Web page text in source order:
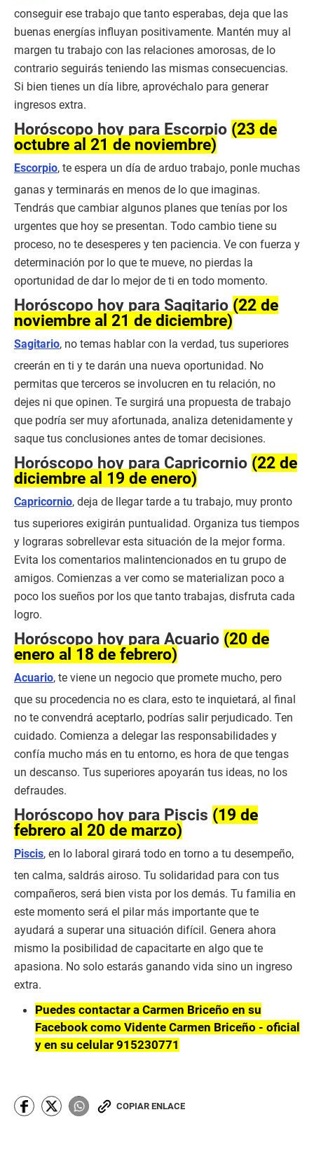
conseguir ese trabajo que tanto esperabas, deja que las
buenas energías influyan positivamente. Mantén muy al
margen tu trabajo con las relaciones amorosas, de lo
contrario seguirás teniendo las mismas consecuencias.
Si bien tienes un día libre, aprovéchalo para generar
ingresos extra.
Horóscopo hoy para Escorpio (23 de
octubre al 21 de noviembre)
Escorpio, te espera un día de arduo trabajo, ponle muchas
ganas y terminarás en menos de lo que imaginas.
Tendrás que cambiar algunos planes que tenías por los
urgentes que hoy se presentan. Todo cambio tiene su
proceso, no te desesperes y ten paciencia. Ve con fuerza y
determinación por lo que te mueve, no pierdas la
oportunidad de dar lo mejor de ti en todo momento.
Horóscopo hoy para Sagitario (22 de
noviembre al 21 de diciembre)
Sagitario, no temas hablar con la verdad, tus superiores
creerán en ti y te darán una nueva oportunidad. No
permitas que terceros se involucren en tu relación, no
dejes ni que opinen. Te surgirá una propuesta de trabajo
que podría ser muy afortunada, analiza detenidamente y
saque tus conclusiones antes de tomar decisiones.
Horóscopo hoy para Capricornio (22 de
diciembre al 19 de enero)
Capricornio, deja de llegar tarde a tu trabajo, muy pronto
tus superiores exigirán puntualidad. Organiza tus tiempos
y lograras sobrellevar esta situación de la mejor forma.
Evita los comentarios malintencionados en tu grupo de
amigos. Comienzas a ver como se materializan poco a
poco los sueños por los que tanto trabajas, disfruta cada
logro.
Horóscopo hoy para Acuario (20 de
enero al 18 de febrero)
Acuario, te viene un negocio que promete mucho, pero
que su procedencia no es clara, esto te inquietará, al final
no te convendrá aceptarlo, podrías salir perjudicado. Ten
cuidado. Comienza a delegar las responsabilidades y
confía mucho más en tu entorno, es hora de que tengas
un descanso. Tus superiores apoyarán tus ideas, no los
defraudes.
Horóscopo hoy para Piscis (19 de
febrero al 20 de marzo)
Piscis, en lo laboral girará todo en torno a tu desempeño,
ten calma, saldrás airoso. Tu solidaridad para con tus
compañeros, será bien vista por los demás. Tu familia en
este momento será el pilar más importante que te
ayudará a superar una situación difícil. Genera ahora
mismo la posibilidad de capacitarte en algo que te
apasiona. No solo estarás ganando vida sino un ingreso
extra.
Puedes contactar a Carmen Briceño en su
Facebook como Vidente Carmen Briceño - oficial
y en su celular 915230771
COPIAR ENLACE